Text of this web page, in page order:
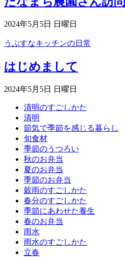
2024年5月5日 日曜日
うぶすなキッチンの日常
はじめまして
2024年5月5日 日曜日
清明のすごしかた
清明
節気で季節を感じる暮らし
旬食材
季節のうつろい
秋のお弁当
夏のお弁当
季節のお弁当
穀雨のすごしかた
春分のすごしかた
季節にあわせた養生
春のお弁当
雨水
雨水のすごしかた
立春